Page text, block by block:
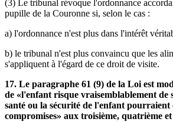
(3) Le tribunal révoque l'ordonnance
pupille de la Couronne si, selon le cas :
a) l'ordonnance n'est plus dans l'intérêt
b) le tribunal n'est plus convaincu que les
s'appliquent à l'égard de ce droit de visite.
17. Le paragraphe 61 (9) de la Loi est
de «l'enfant risque vraisemblablement de
santé ou la sécurité de l'enfant pourraient
compromises» aux troisième, quatrième